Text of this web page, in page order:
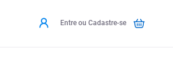
Entre ou Cadastre-se